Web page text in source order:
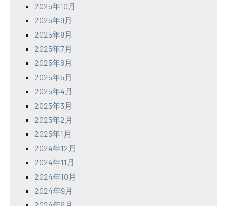
2025年10月
2025年9月
2025年8月
2025年7月
2025年6月
2025年5月
2025年4月
2025年3月
2025年2月
2025年1月
2024年12月
2024年11月
2024年10月
2024年9月